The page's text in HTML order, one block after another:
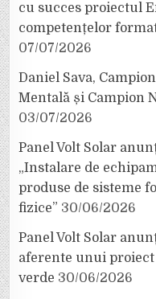
cu succes proiectul
competențelor
07/07/2026
Daniel Sava,
Mentală și Campion
03/07/2026
Panel Volt Solar
„Instalare de
produse de sisteme
fizice” 30/06/2026
Panel Volt Solar
aferente unui
verde 30/06/2026